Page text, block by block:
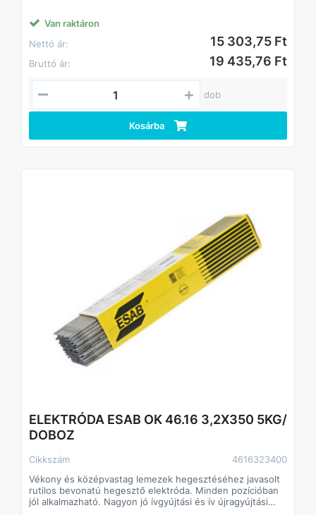
Átmérő: 2,5 mm
Áramerősség: 60-100 A
Besorolás/Szabvány:
EN ISO 2560-A: E 38 0 RC 11,
Van raktáron
Nettó ár:
15 303,75 Ft
Bruttó ár: 19 435,76 Ft
dob
Kosárba
ELEKTRÓDA ESAB OK 46.16 3,2X350 5KG/
DOBOZ
Cikkszám
4616323400
Vékony és középvastag lemezek hegesztéséhez javasolt
rutilos bevonatú hegesztő elektróda. Minden pozícióban
jól alkalmazható. Nagyon jó ívgyújtási és ív újragyújtási